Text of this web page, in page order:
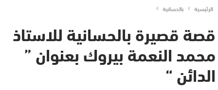
الرئيسية بالحسانية
قصة قصيرة بالحسانية للاستاذ
محمد النعمة بيروك بعنوان ”
الدائن “